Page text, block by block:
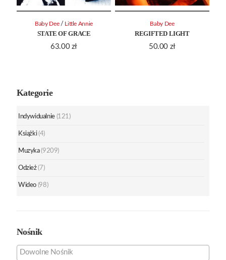
STATE OF GRACE
63.00 zł
Baby Dee / Little Annie
REGIFTED LIGHT
50.00 zł
Baby Dee
Kategorie
Indywidualnie (121)
Książki (4)
Muzyka (9209)
Odzież (7)
Wideo (98)
Nośnik